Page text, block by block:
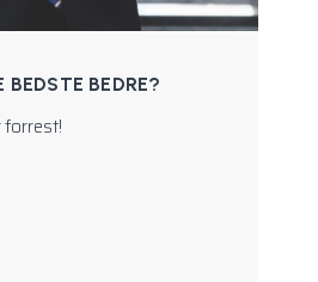
BEDRE?
forrest!